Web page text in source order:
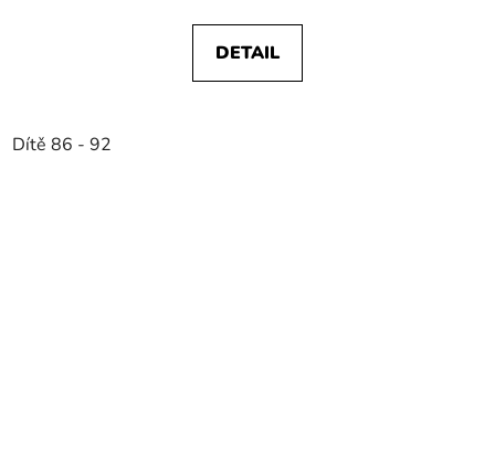
DETAIL
Dítě 86 - 92